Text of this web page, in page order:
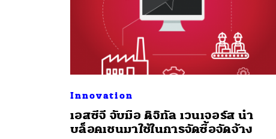
Innovation
เอสซีจี จับมือ ดิจิทัล เวนเจอร์ส นำ
บล็อคเชนมาใช้ในการจัดซื้อจัดจ้าง